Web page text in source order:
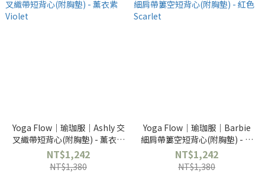
Yoga Flow｜瑜珈服｜Ashly 交
叉織帶短背心(附胸墊) - 薰衣紫
Violet
NT$1,242
NT$1,380
Yoga Flow｜瑜珈服｜Barbie
細肩帶簍空短背心(附胸墊) - 紅
色 Scarlet
NT$1,242
NT$1,380